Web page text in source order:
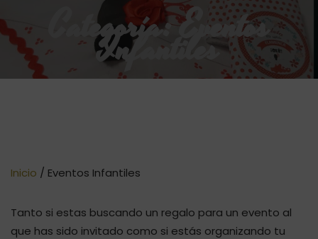
Categoría:Eventos
Infantiles
Inicio / Eventos Infantiles
Tanto si estas buscando un regalo para un evento al
que has sido invitado como si estás organizando tu